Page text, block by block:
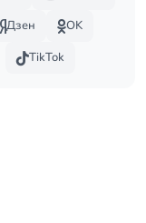
Дзен
OK
TikTok